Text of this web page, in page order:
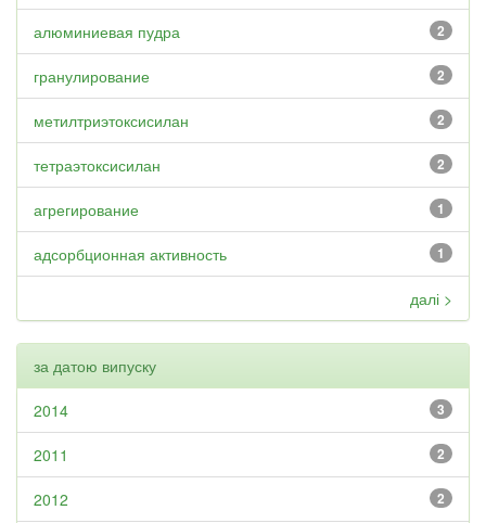
2
алюминиевая пудра
2
гранулирование
2
метилтриэтоксисилан
2
тетраэтоксисилан
1
агрегирование
1
адсорбционная активность
далі >
за датою випуску
3
2014
2
2011
2
2012